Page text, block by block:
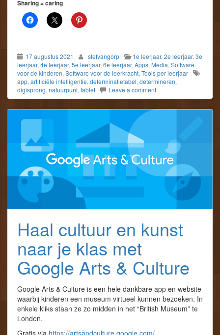
Sharing = caring
17 augustus 2021 stefvangorp 1e leerjaar, 2e leerjaar, 3e
leerjaar, 4e leerjaar, 5e leerjaar, 6e leerjaar, Apps, Media, Software
voor de kinderen, Software voor de leerkracht, Tools per leerjaar
app, artificiële intelligentie, determinatietabel, determineren,
digisprong, natuurpunt, tablet Leave a comment
Haal cultuur en kunst
naar je klas met
Google Arts & Culture
Google Arts & Culture is een hele dankbare app en website
waarbij kinderen een museum virtueel kunnen bezoeken. In
enkele kliks staan ze zo midden in het “British Museum” te
Londen.
Gratis via https://artsandculture.google.com/